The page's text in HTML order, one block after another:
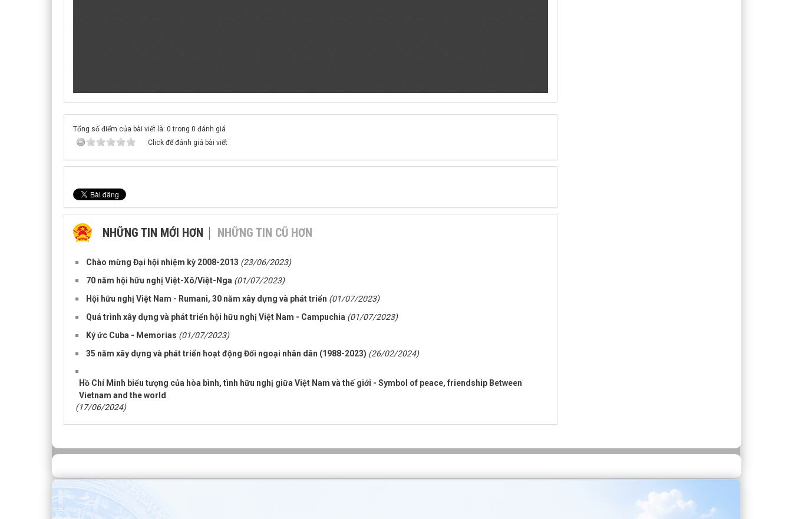
Tổng số điểm của bài viết là: 0 trong 0 đánh giá
Click để đánh giá bài viết
NHỮNG TIN MỚI HƠN NHỮNG TIN CŨ HƠN
Chào mừng Đại hội nhiệm kỳ 2008-2013 (23/06/2023)
70 năm hội hữu nghị Việt-Xô/Việt-Nga (01/07/2023)
Hội hữu nghị Việt Nam - Rumani, 30 năm xây dựng và phát triển (01/07/2023)
Quá trình xây dựng và phát triển hội hữu nghị Việt Nam - Campuchia (01/07/2023)
Ký ức Cuba - Memorias (01/07/2023)
35 năm xây dựng và phát triển hoạt động Đối ngoại nhân dân (1988-2023) (26/02/2024)
Hồ Chí Minh biểu tượng của hòa bình, tình hữu nghị giữa Việt Nam và thế giới - Symbol of peace, friendship Between
Vietnam and the world
(17/06/2024)